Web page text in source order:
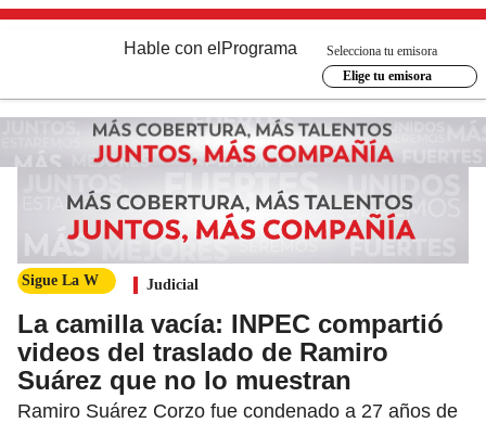
Hable con el Programa
Selecciona tu emisora
Elige tu emisora
Sigue La W Judicial
La camilla vacía: INPEC compartió
videos del traslado de Ramiro
Suárez que no lo muestran
Ramiro Suárez Corzo fue condenado a 27 años de